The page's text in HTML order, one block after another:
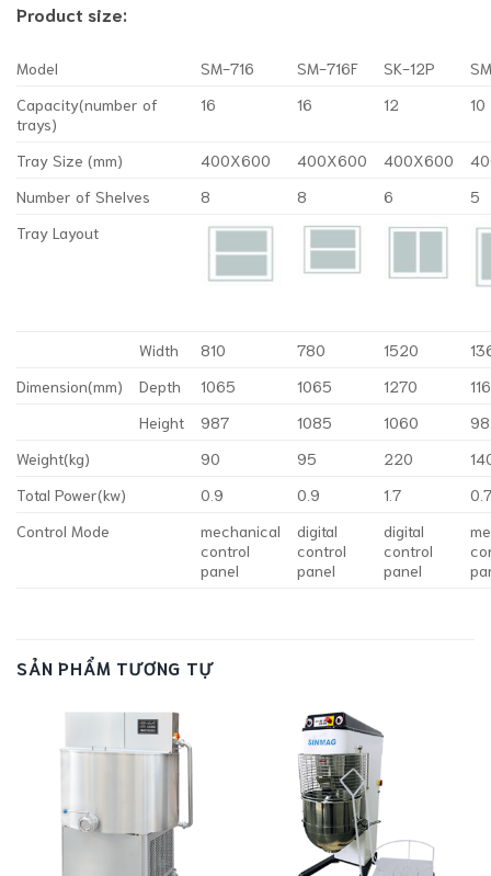
Product size:
Model SM-716 SM-716F SK-12P
Capacity(number of
trays)
16 16 12 10
Tray Size (mm) 400X600 400X600 400X600
Number of Shelves
8 8 6
5
Tray Layout
Width 810 780 1520
Dimension(mm)
Depth 1065 1065 1270
Height
987 1085 1060
Weight(kg)
90 95 220
Total Power(kw)
0.9 0.9 1.7
Control Mode
mechanical
control
panel
digital
control
panel
digital
control
panel
SẢN PHẨM TƯƠNG TỰ